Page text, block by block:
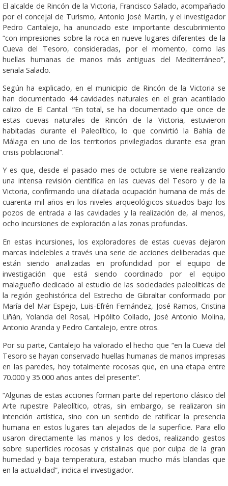
El alcalde de Rincón de la Victoria, Francisco Salado, acompañado
por el concejal de Turismo, Antonio José Martín, y el investigador
Pedro Cantalejo, ha anunciado este importante descubrimiento
“con impresiones sobre la roca en nueve lugares diferentes de la
Cueva del Tesoro, consideradas, por el momento, como las
huellas humanas de manos más antiguas del Mediterráneo”,
señala Salado.
Según ha explicado, en el municipio de Rincón de la Victoria se
han documentado 44 cavidades naturales en el gran acantilado
calizo de El Cantal. “En total, se ha documentado que once de
estas cuevas naturales de Rincón de la Victoria, estuvieron
habitadas durante el Paleolítico, lo que convirtió la Bahía de
Málaga en uno de los territorios privilegiados durante esa gran
crisis poblacional”.
Y es que, desde el pasado mes de octubre se viene realizando
una intensa revisión científica en las cuevas del Tesoro y de la
Victoria, confirmando una dilatada ocupación humana de más de
cuarenta mil años en los niveles arqueológicos situados bajo los
pozos de entrada a las cavidades y la realización de, al menos,
ocho incursiones de exploración a las zonas profundas.
En estas incursiones, los exploradores de estas cuevas dejaron
marcas indelebles a través una serie de acciones deliberadas que
están siendo analizadas en profundidad por el equipo de
investigación que está siendo coordinado por el equipo
malagueño dedicado al estudio de las sociedades paleolíticas de
la región geohistórica del Estrecho de Gibraltar conformado por
María del Mar Espejo, Luis-Efrén Fernández, José Ramos, Cristina
Liñán, Yolanda del Rosal, Hipólito Collado, José Antonio Molina,
Antonio Aranda y Pedro Cantalejo, entre otros.
Por su parte, Cantalejo ha valorado el hecho que “en la Cueva del
Tesoro se hayan conservado huellas humanas de manos impresas
en las paredes, hoy totalmente rocosas que, en una etapa entre
70.000 y 35.000 años antes del presente”.
“Algunas de estas acciones forman parte del repertorio clásico del
Arte rupestre Paleolítico, otras, sin embargo, se realizaron sin
intención artística, sino con un sentido de ratificar la presencia
humana en estos lugares tan alejados de la superficie. Para ello
usaron directamente las manos y los dedos, realizando gestos
sobre superficies rocosas y cristalinas que por culpa de la gran
humedad y baja temperatura, estaban mucho más blandas que
en la actualidad”, indica el investigador.